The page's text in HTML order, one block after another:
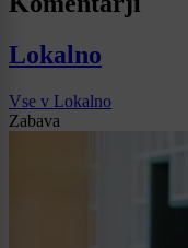
Lokalno
Vse v Lokalno
Zabava